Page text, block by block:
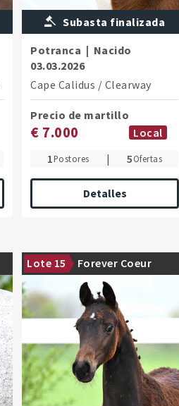
Subasta finalizada
Potranca | Nacido
03.03.2026
Cape Calidus / Clearway
Precio de martillo
€ 7.000
Local
1Postores | 5Ofertas
Detalles
Lote 15 Forever Coeur
From the inaugural vintage of For
Romeo